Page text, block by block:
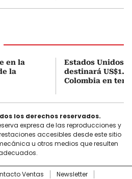
en la
la
Estados Unidos
destinará
Colombia en
los derechos reservados.
expresa de las reproducciones y
accesibles desde este sitio
u otros medios que resulten
Ventas
Newsletter